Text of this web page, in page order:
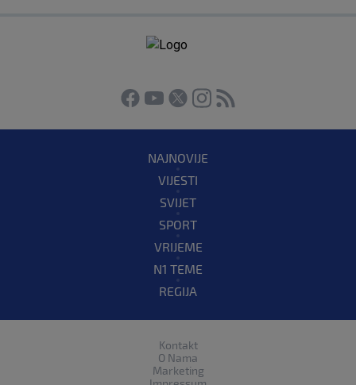
NAJNOVIJE
VIJESTI
SVIJET
SPORT
VRIJEME
N1 TEME
REGIJA
Kontakt
O Nama
Marketing